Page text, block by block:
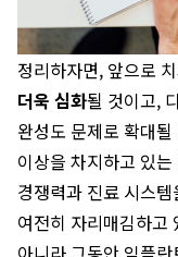
정리하자면, 앞으로
더욱 심화될 것이고,
완성도 문제로 확대
이상을 차지하고 있
경쟁력과 진료 시스
여전히 자리매김하고